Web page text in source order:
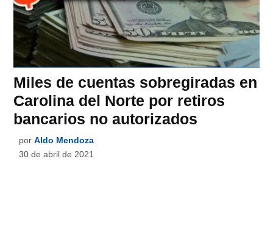
Miles de cuentas sobregiradas en
Carolina del Norte por retiros
bancarios no autorizados
por Aldo Mendoza
30 de abril de 2021